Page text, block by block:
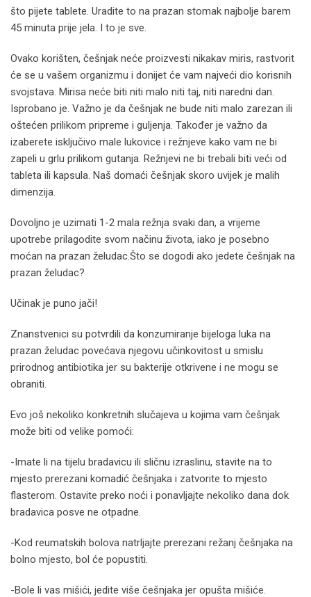
što pijete tablete. Uradite to na prazan stomak najbolje barem
45 minuta prije jela. I to je sve.
Ovako korišten, češnjak neće proizvesti nikakav miris, rastvorit
će se u vašem organizmu i donijet će vam najveći dio korisnih
svojstava. Mirisa neće biti niti malo niti taj, niti naredni dan.
Isprobano je. Važno je da češnjak ne bude niti malo zarezan ili
oštećen prilikom pripreme i guljenja. Također je važno da
izaberete isključivo male lukovice i režnjeve kako vam ne bi
zapeli u grlu prilikom gutanja. Režnjevi ne bi trebali biti veći od
tableta ili kapsula. Naš domaći češnjak skoro uvijek je malih
dimenzija.
Dovoljno je uzimati 1-2 mala režnja svaki dan, a vrijeme
upotrebe prilagodite svom načinu života, iako je posebno
moćan na prazan želudac.Što se dogodi ako jedete češnjak na
prazan želudac?
Učinak je puno jači!
Znanstvenici su potvrdili da konzumiranje bijeloga luka na
prazan želudac povećava njegovu učinkovitost u smislu
prirodnog antibiotika jer su bakterije otkrivene i ne mogu se
obraniti.
Evo još nekoliko konkretnih slučajeva u kojima vam češnjak
može biti od velike pomoći:
-Imate li na tijelu bradavicu ili sličnu izraslinu, stavite na to
mjesto prerezani komadić češnjaka i zatvorite to mjesto
flasterom. Ostavite preko noći i ponavljajte nekoliko dana dok
bradavica posve ne otpadne.
-Kod reumatskih bolova natrljajte prerezani režanj češnjaka na
bolno mjesto, bol će popustiti.
-Bole li vas mišići, jedite više češnjaka jer opušta mišiće.